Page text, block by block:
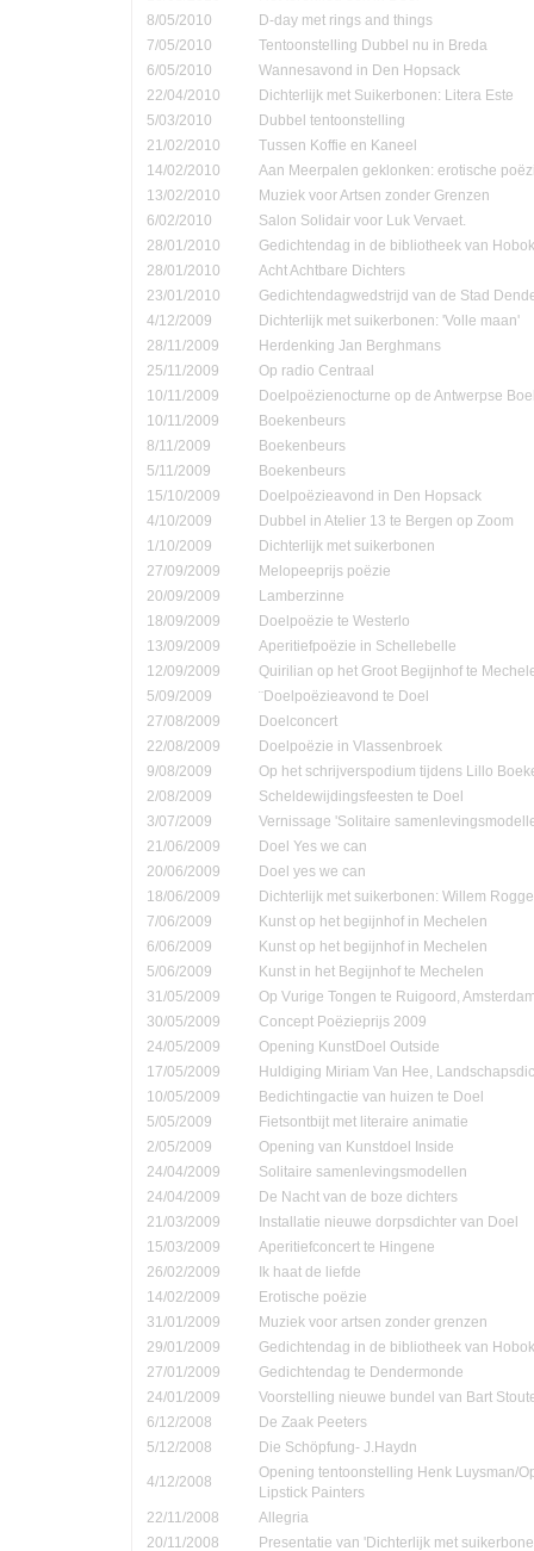
8/05/2010
D-day met rings and things
7/05/2010
Tentoonstelling Dubbel nu in Breda
6/05/2010
Wannesavond in Den Hopsack
22/04/2010
Dichterlijk met Suikerbonen: Litera Este
5/03/2010
Dubbel tentoonstelling
21/02/2010
Tussen Koffie en Kaneel
14/02/2010
Aan Meerpalen geklonken: erotische
13/02/2010
Muziek voor Artsen zonder Grenzen
6/02/2010
Salon Solidair voor Luk Vervaet.
28/01/2010
Gedichtendag in de bibliotheek van
28/01/2010
Acht Achtbare Dichters
23/01/2010
Gedichtendagwedstrijd van de Stad
4/12/2009
Dichterlijk met suikerbonen: 'Volle maan'
28/11/2009
Herdenking Jan Berghmans
25/11/2009
Op radio Centraal
10/11/2009
Doelpoëzienocturne op de Antwerpse
10/11/2009
Boekenbeurs
8/11/2009
Boekenbeurs
5/11/2009
Boekenbeurs
15/10/2009
Doelpoëzieavond in Den Hopsack
4/10/2009
Dubbel in Atelier 13 te Bergen op Zoom
1/10/2009
Dichterlijk met suikerbonen
27/09/2009
Melopeeprijs poëzie
20/09/2009
Lamberzinne
18/09/2009
Doelpoëzie te Westerlo
13/09/2009
Aperitiefpoëzie in Schellebelle
12/09/2009
Quirilian op het Groot Begijnhof te
5/09/2009
¨Doelpoëzieavond te Doel
27/08/2009
Doelconcert
22/08/2009
Doelpoëzie in Vlassenbroek
9/08/2009
Op het schrijverspodium tijdens Lillo
2/08/2009
Scheldewijdingsfeesten te Doel
3/07/2009
Vernissage 'Solitaire
21/06/2009
Doel Yes we can
20/06/2009
Doel yes we can
18/06/2009
Dichterlijk met suikerbonen: Willem
7/06/2009
Kunst op het begijnhof in Mechelen
6/06/2009
Kunst op het begijnhof in Mechelen
5/06/2009
Kunst in het Begijnhof te Mechelen
31/05/2009
Op Vurige Tongen te Ruigoord,
30/05/2009
Concept Poëzieprijs 2009
24/05/2009
Opening KunstDoel Outside
17/05/2009
Huldiging Miriam Van Hee,
10/05/2009
Bedichtingactie van huizen te Doel
5/05/2009
Fietsontbijt met literaire animatie
2/05/2009
Opening van Kunstdoel Inside
24/04/2009
Solitaire samenlevingsmodellen
24/04/2009
De Nacht van de boze dichters
21/03/2009
Installatie nieuwe dorpsdichter van Doel
15/03/2009
Aperitiefconcert te Hingene
26/02/2009
Ik haat de liefde
14/02/2009
Erotische poëzie
31/01/2009
Muziek voor artsen zonder grenzen
29/01/2009
Gedichtendag in de bibliotheek van
27/01/2009
Gedichtendag te Dendermonde
24/01/2009
Voorstelling nieuwe bundel van Bart
6/12/2008
De Zaak Peeters
5/12/2008
Die Schöpfung- J.Haydn
4/12/2008
Opening tentoonstelling Henk Luysman/
Lipstick Painters
22/11/2008
Allegria
20/11/2008
Presentatie van 'Dichterlijk met